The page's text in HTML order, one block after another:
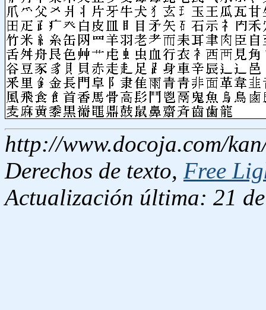
http://www.docoja.com/
Derechos de texto, Free
Actualización última: 21